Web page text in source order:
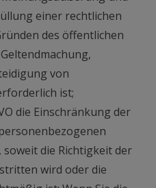
einer rechtlichen
des öffentlichen
von
ist;
die Einschränkung der
die Richtigkeit der
wird oder die